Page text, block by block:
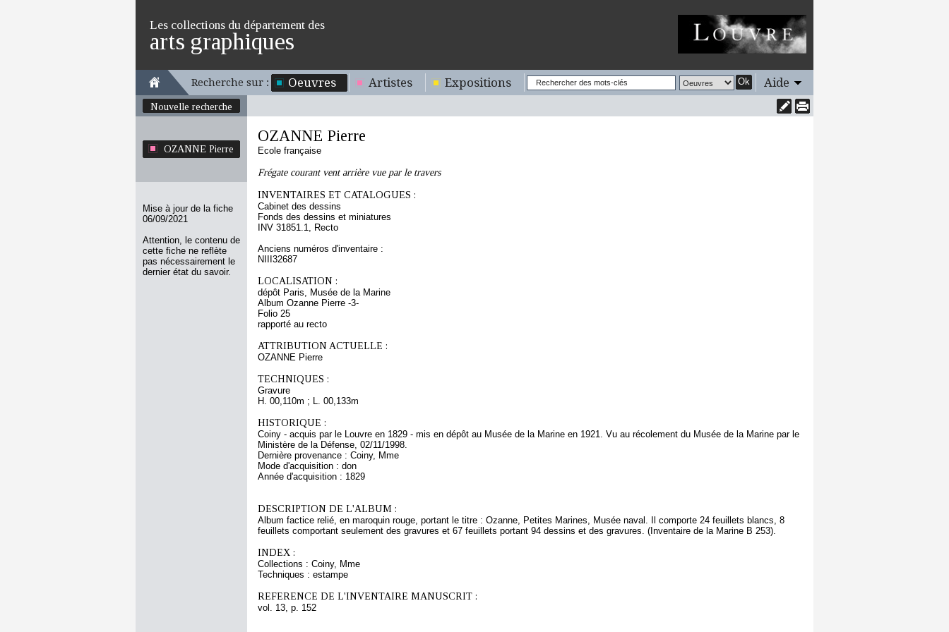
Les collections du département des
arts graphiques
Recherche sur : Oeuvres Artistes Expositions Ok Aide
Nouvelle recherche
OZANNE Pierre
Mise à jour de la fiche
06/09/2021
Attention, le contenu de
cette fiche ne reflète
pas nécessairement le
dernier état du savoir.
OZANNE Pierre
Ecole française
Frégate courant vent arrière vue par le travers
INVENTAIRES ET CATALOGUES :
Cabinet des dessins
Fonds des dessins et miniatures
INV 31851.1, Recto
Anciens numéros d'inventaire :
NIII32687
LOCALISATION :
dépôt Paris, Musée de la Marine
Album Ozanne Pierre -3-
Folio 25
rapporté au recto
ATTRIBUTION ACTUELLE :
OZANNE Pierre
TECHNIQUES :
Gravure
H. 00,110m ; L. 00,133m
HISTORIQUE :
Coiny - acquis par le Louvre en 1829 - mis en dépôt au Musée de la Marine en 1921. Vu au récolement du Musée de la Marine par le
Ministère de la Défense, 02/11/1998.
Dernière provenance : Coiny, Mme
Mode d'acquisition : don
Année d'acquisition : 1829
DESCRIPTION DE L'ALBUM :
Album factice relié, en maroquin rouge, portant le titre : Ozanne, Petites Marines, Musée naval. Il comporte 24 feuillets blancs, 8
feuillets comportant seulement des gravures et 67 feuillets portant 94 dessins et des gravures. (Inventaire de la Marine B 253).
INDEX :
Collections : Coiny, Mme
Techniques : estampe
REFERENCE DE L'INVENTAIRE MANUSCRIT :
vol. 13, p. 152